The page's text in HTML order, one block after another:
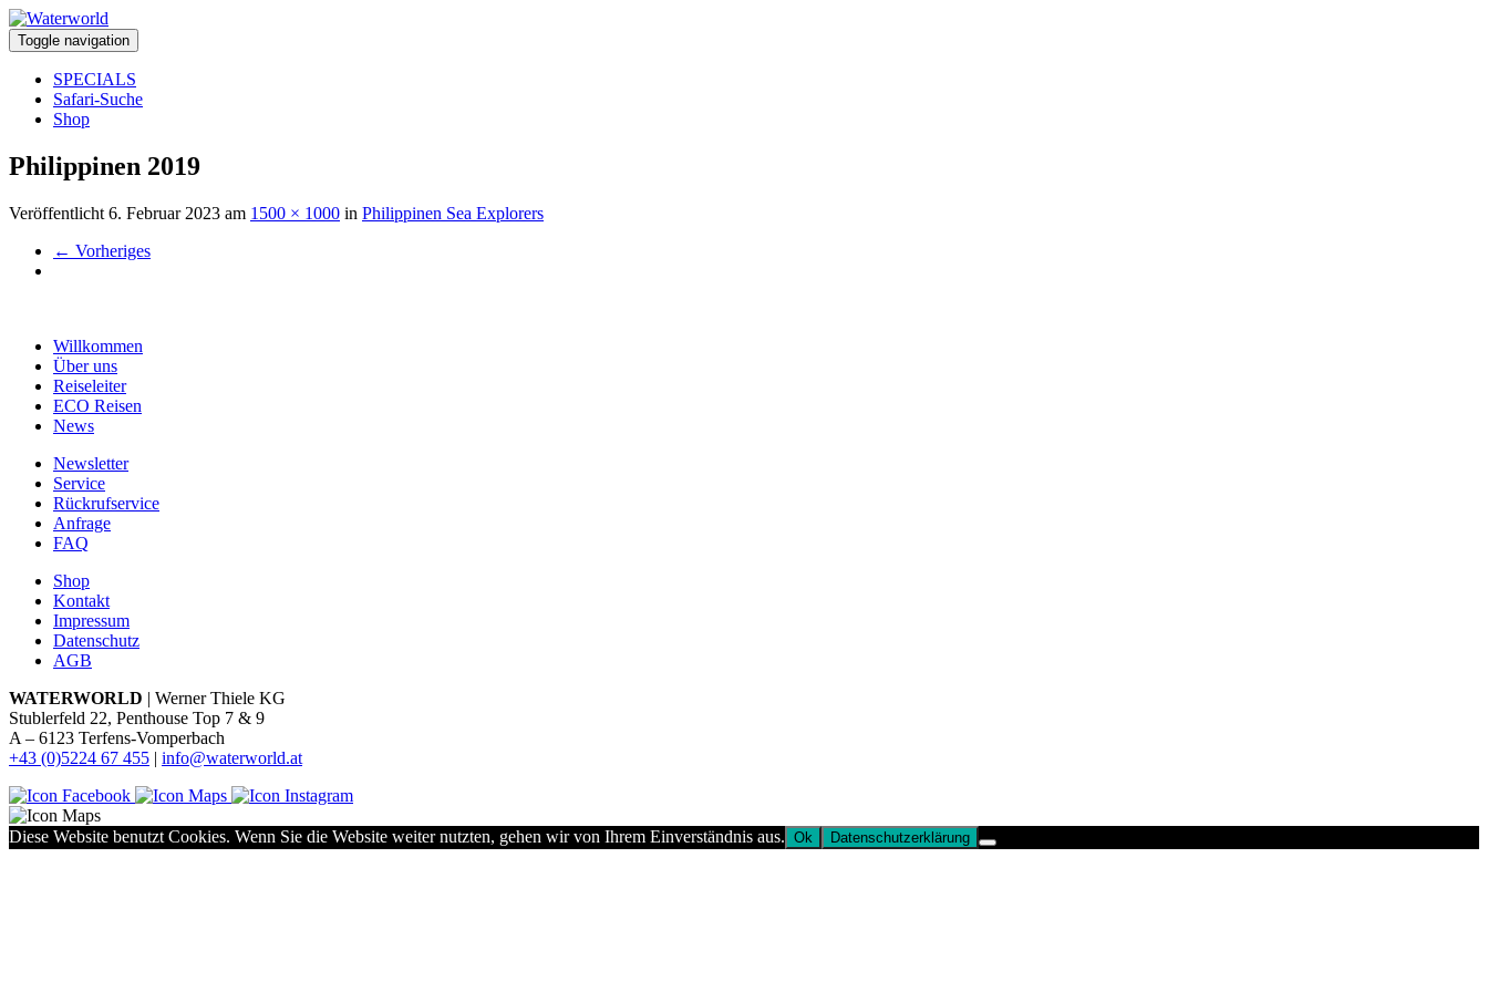
Toggle navigation
SPECIALS
Safari-Suche
Shop
Philippinen 2019
Veröffentlicht 6. Februar 2023 am 1500 × 1000 in Philippinen Sea Explorers
← Vorheriges
Willkommen
Über uns
Reiseleiter
ECO Reisen
News
Newsletter
Service
Rückrufservice
Anfrage
FAQ
Shop
Kontakt
Impressum
Datenschutz
AGB
WATERWORLD | Werner Thiele KG
Stublerfeld 22, Penthouse Top 7 & 9
A – 6123 Terfens-Vomperbach
+43 (0)5224 67 455 | info@waterworld.at
Diese Website benutzt Cookies. Wenn Sie die Website weiter nutzten, gehen wir von Ihrem Einverständnis aus. Ok Datenschutzerklärung